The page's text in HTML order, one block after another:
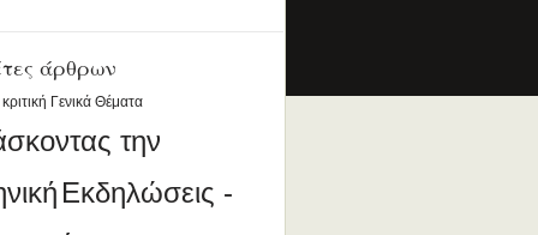
άρθρων
Γενικά Θέματα
την
Εκδηλώσεις -
την Ελληνική Γλώσσα